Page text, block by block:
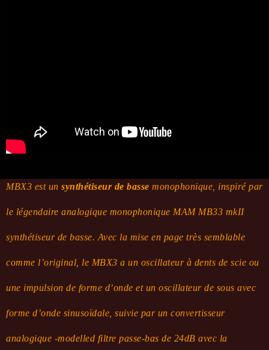
MBX3 est un synthétiseur de basse monophonique, inspiré par
le légendaire analogique monophonique MAM MB33 mkII
synthétiseur de basse. Avec la mise en page très semblable
comme l’original, le MBX3 a un oscillateur à dents de scie ou
une impulsion de forme d’onde et un oscillateur de sous avec
forme d’onde sinusoïdale, suivie par un convertisseur
analogique -modelled filtre passe-bas de 24dB avec la